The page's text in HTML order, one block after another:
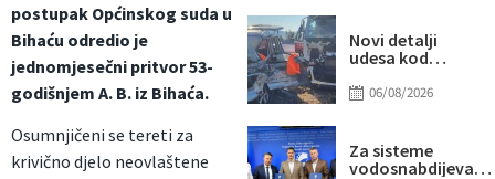
postupak Općinskog suda u
Bihaću odredio je
jednomjesečni pritvor 53-
godišnjem A. B. iz Bihaća.
Osumnjičeni se tereti za
krivično djelo neovlaštene
Novi detalji
udesa kod
Preminuo
povrijeđenima i
beba
06/08/2026
Za sisteme